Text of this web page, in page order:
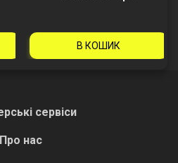
В КОШИК
сервіси
Про нас